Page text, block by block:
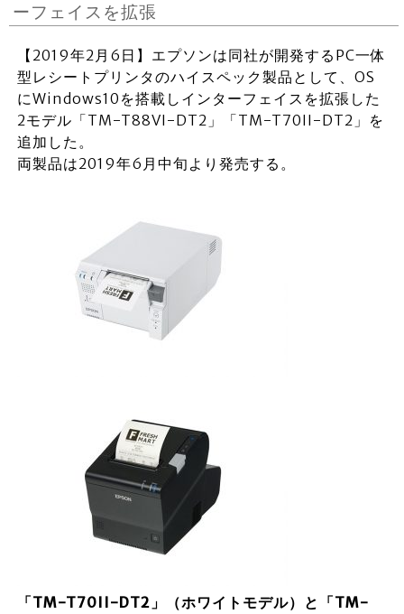
ーフェイスを拡張
【2019年2月6日】エプソンは同社が開発するPC一体
型レシートプリンタのハイスペック製品として、OS
にWindows10を搭載しインターフェイスを拡張した
2モデル「TM-T88VI-DT2」「TM-T70II-DT2」を
追加した。
両製品は2019年6月中旬より発売する。
「TM-T70II-DT2」（ホワイトモデル）と「TM-